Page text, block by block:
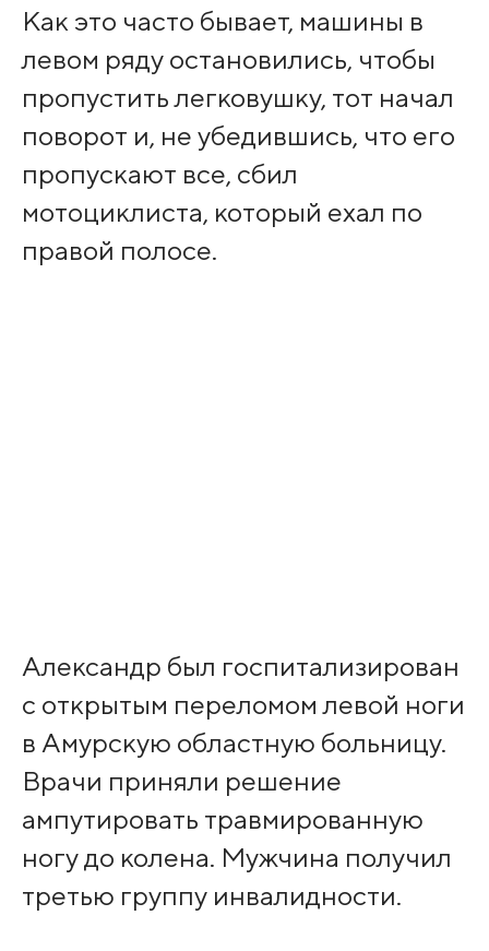
Как это часто бывает, машины в
левом ряду остановились, чтобы
пропустить легковушку, тот начал
поворот и, не убедившись, что его
пропускают все, сбил
мотоциклиста, который ехал по
правой полосе.
Александр был госпитализирован
с открытым переломом левой ноги
в Амурскую областную больницу.
Врачи приняли решение
ампутировать травмированную
ногу до колена. Мужчина получил
третью группу инвалидности.